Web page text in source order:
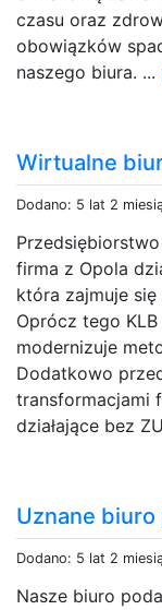
czasu oraz
obowiązków
naszego biura. ...
Wirtualne
Dodano: 5 lat 2
firma z Opola
która zajmuje
Oprócz tego KLB
modernizuje
Dodatkowo
transformacjami
działające bez
Uznane
Dodano: 5 lat 2
Nasze biuro